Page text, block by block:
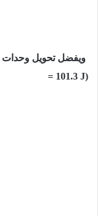
ويفضل تحويل وحدات
= 101.3 J)